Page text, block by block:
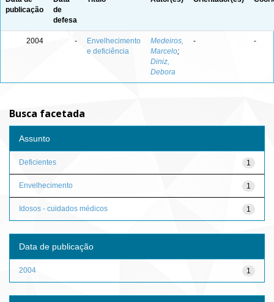
publicação
de
defesa
2004 -
Envelhecimento
e deficiência
Medeiros,
Marcelo;
Diniz,
Debora
- -
Busca facetada
Assunto
1
Deficientes
1
Envelhecimento
1
Idosos - cuidados médicos
Data de publicação
1
2004